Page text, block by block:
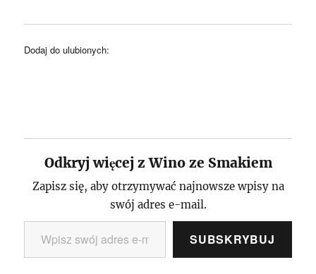
Dodaj do ulubionych:
Odkryj więcej z Wino ze Smakiem
Zapisz się, aby otrzymywać najnowsze wpisy na
swój adres e-mail.
Wpisz swój adres e-mail…
SUBSKRYBUJ